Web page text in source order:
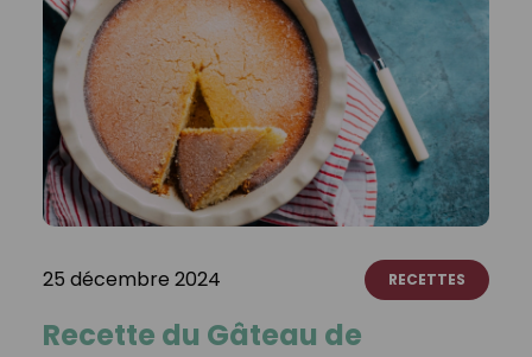
25 décembre 2024 RECETTES
Recette du Gâteau de